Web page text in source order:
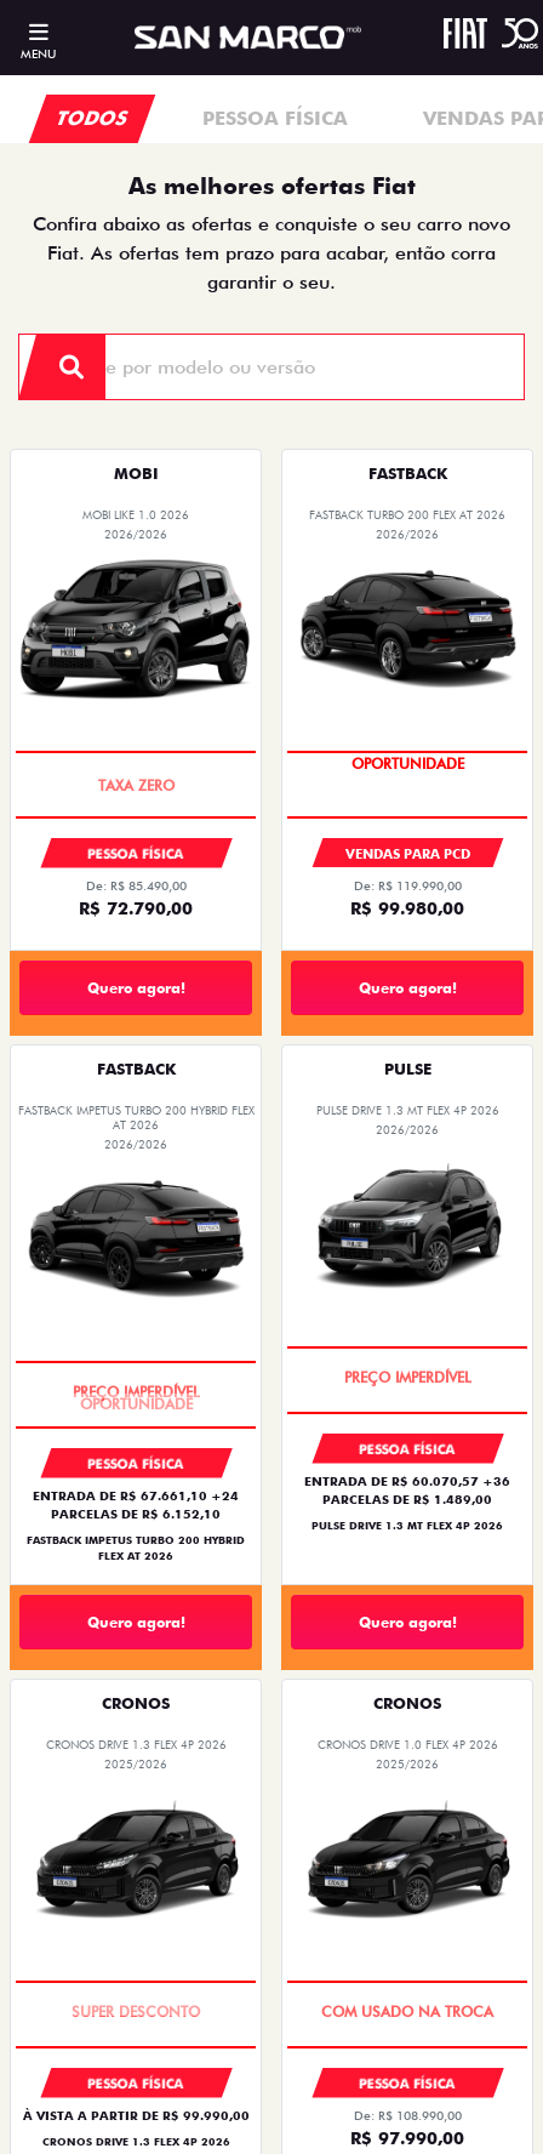
MENU
TODOS PESSOA FÍSICA VENDAS
As melhores ofertas Fiat
Confira abaixo as ofertas e conquiste o seu carro novo
Fiat. As ofertas tem prazo para acabar, então corra
garantir o seu.
MOBI
MOBI LIKE 1.0 2026
2026/2026
PESSOA FÍSICA
De: R$ 85.490,00
R$ 72.790,00
Quero agora!
FASTBACK
FASTBACK TURBO 200 FLEX AT 2026
2026/2026
OPORTUNIDADE
VENDAS PARA PCD
De: R$ 119.990,00
R$ 99.980,00
Quero agora!
FASTBACK
FASTBACK IMPETUS TURBO 200 HYBRID FLEX
AT 2026
2026/2026
PESSOA FÍSICA
ENTRADA DE R$ 67.661,10 +24
PARCELAS DE R$ 6.152,10
FASTBACK IMPETUS TURBO 200 HYBRID
FLEX AT 2026
Quero agora!
PULSE
PULSE DRIVE 1.3 MT FLEX 4P 2026
2026/2026
PESSOA FÍSICA
ENTRADA DE R$ 60.070,57 +36
PARCELAS DE R$ 1.489,00
PULSE DRIVE 1.3 MT FLEX 4P 2026
Quero agora!
CRONOS
CRONOS DRIVE 1.3 FLEX 4P 2026
2025/2026
PESSOA FÍSICA
À VISTA A PARTIR DE R$ 99.990,00
CRONOS DRIVE 1.3 FLEX 4P 2026
CRONOS
CRONOS DRIVE 1.0 FLEX 4P 2026
2025/2026
PESSOA FÍSICA
De: R$ 108.990,00
R$ 97.990,00